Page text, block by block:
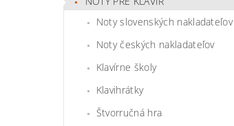
Noty slovenských nakladateľov
Noty českých nakladateľov
Klavírne školy
Klavihrátky
Štvorručná hra